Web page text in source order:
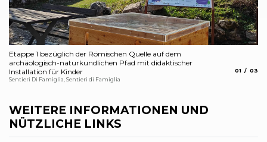
Etappe 1 bezüglich der Römischen Quelle auf dem
archäologisch-naturkundlichen Pfad mit didaktischer
Installation für Kinder
Sentieri Di Famiglia, Sentieri di Famiglia
01 03
WEITERE INFORMATIONEN UND
NÜTZLICHE LINKS